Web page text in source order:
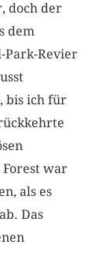
doch der
dem
Park-Revier
bis ich für
war
als es
Das